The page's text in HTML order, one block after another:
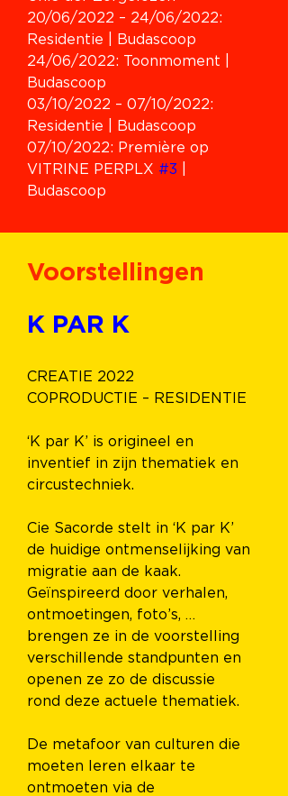
20/06/2022 – 24/06/2022:
Residentie | Budascoop
24/06/2022: Toonmoment |
Budascoop
03/10/2022 – 07/10/2022:
Residentie | Budascoop
07/10/2022: Première op
VITRINE PERPLX #3
Budascoop
Voorstellingen
K PAR K
CREATIE 2022
COPRODUCTIE – RESIDENTIE
‘K par K’ is origineel en
inventief in zijn thematiek en
circustechniek.
Cie Sacorde stelt in ‘K par K’
de huidige ontmenselijking van
migratie aan de kaak.
Geïnspireerd door verhalen,
ontmoetingen, foto’s, …
brengen ze in de voorstelling
verschillende standpunten en
openen ze zo de discussie
rond deze actuele thematiek.
De metafoor van culturen die
moeten leren elkaar te
ontmoeten via de